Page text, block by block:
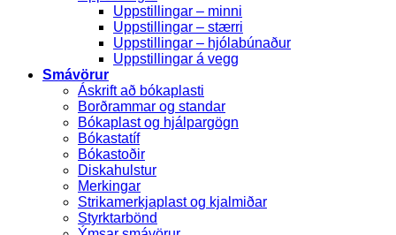
Uppstillingar – minni
Uppstillingar – stærri
Uppstillingar – hjólabúnaður
Uppstillingar á vegg
Smávörur
Áskrift að bókaplasti
Borðrammar og standar
Bókaplast og hjálpargögn
Bókastatíf
Bókastoðir
Diskahulstur
Merkingar
Strikamerkjaplast og kjalmiðar
Styrktarbönd